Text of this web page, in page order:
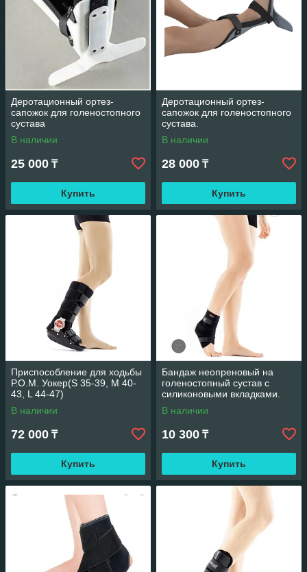
Деротационный ортез-
сапожок для голеностопного
сустава
В наличии
25 000 ₸
Купить
Деротационный ортез-
сапожок для голеностопного
сустава.
В наличии
28 000 ₸
Купить
Приспособление для ходьбы
Р.О.М. Уокер(S 35-39, M 40-
43, L 44-47)
В наличии
72 000 ₸
Купить
Бандаж неопреновый на
голеностопный сустав с
силиконовыми вкладками.
В наличии
10 300 ₸
Купить